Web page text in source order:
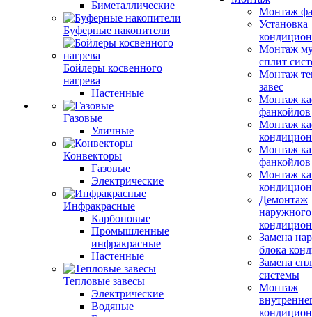
Биметаллические
Буферные накопители
Бойлеры косвенного
нагрева
Настенные
Газовые
Уличные
Конвекторы
Газовые
Электрические
Инфракрасные
Карбоновые
Промышленные
инфракрасные
Настенные
Тепловые завесы
Электрические
Водяные
Монтаж
Установка
Монтаж
сплит
Монтаж
завес
Монтаж
фанкойлов
Монтаж
Монтаж
фанкойлов
Монтаж
Демонтаж
Замена
блока
Замена
системы
Монтаж